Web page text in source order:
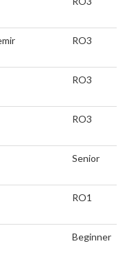
RO3
RO3
RO3
Senior
RO1
Beginner